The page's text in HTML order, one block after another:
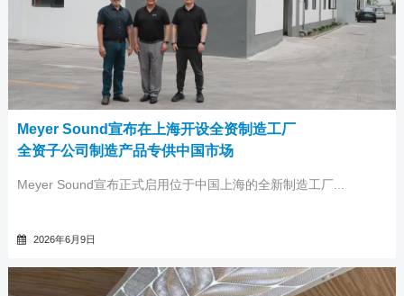
Meyer Sound宣布在上海开设全资制造工厂
全资子公司制造产品专供中国市场
Meyer Sound宣布正式启用位于中国上海的全新制造工厂...
2026年6月9日